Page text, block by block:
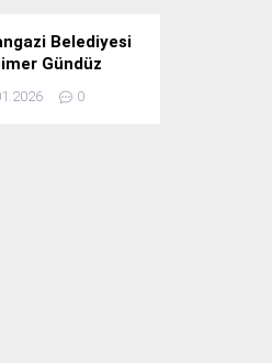
Belediyesi
Gündüz
Evi 3. Yılını
0